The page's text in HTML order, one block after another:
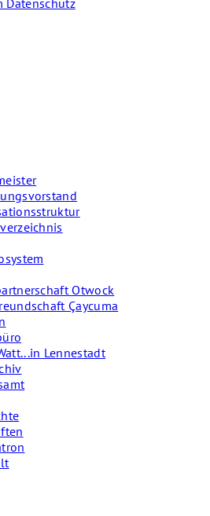
Otwock
Çaycuma
Lennestadt